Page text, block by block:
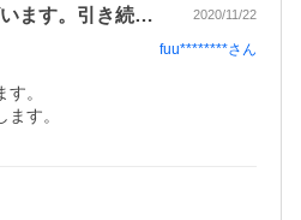
いつもありがとうございます。引き続きよ… 2020/11/22
fuu********さん
。
す。